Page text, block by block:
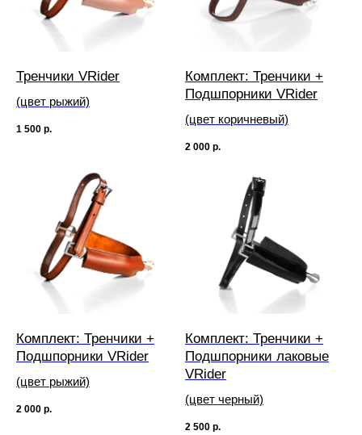
Тренчики VRider
(цвет рыжий)
1 500 р.
Комплект: Тренчики +
Подшпорники VRider
(цвет коричневый)
2 000 р.
Комплект: Тренчики +
Подшпорники VRider
(цвет рыжий)
2 000 р.
Комплект: Тренчики +
Подшпорники лаковые
VRider
(цвет черный)
2 500 р.